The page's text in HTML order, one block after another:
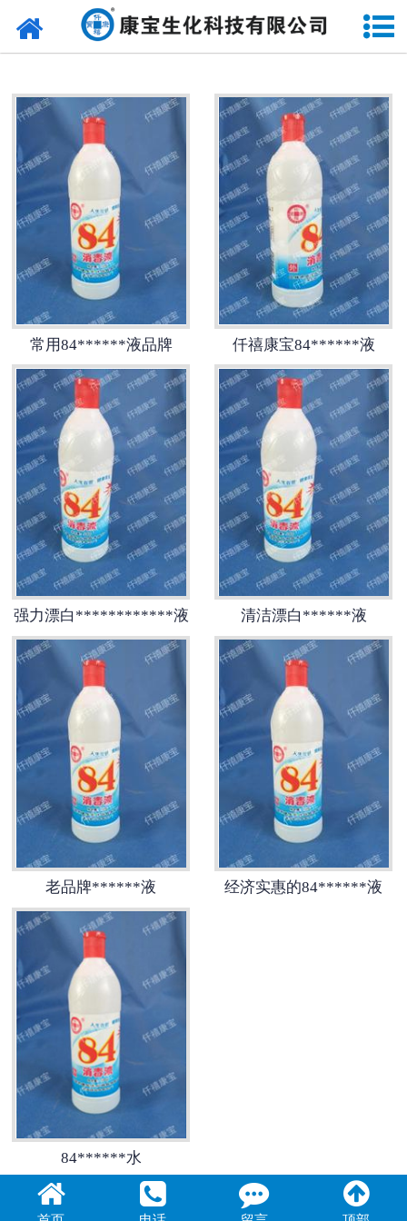
网站首页
84******液系列
碘伏系列
碘酊系列
来苏尔系列
双氧水系列
甲紫******液系列
戊二醛******液系列
新洁尔灭******液系列
******洗液系列
纸箱系列
包装瓶系列
常用84******液品牌 仟禧康宝84******液
强力漂白************液 清洁漂白******液
老品牌******液 经济实惠的84******液
84******水